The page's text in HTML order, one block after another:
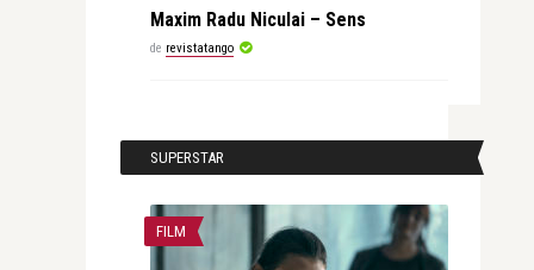
Maxim Radu Niculai – Sens
de revistatango
SUPERSTAR
FILM